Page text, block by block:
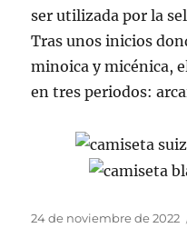
ser utilizada por la
Tras unos inicios
minoica y micénica,
en tres periodos:
Publicado
24 de noviembre de 2022